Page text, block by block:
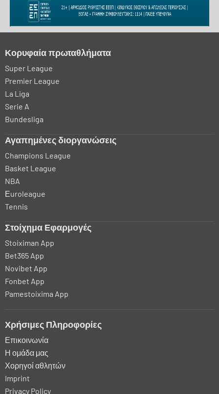
Κορυφαία πρωταθλήματα
Super League
Premier League
La Liga
Serie A
Bundesliga
Αγαπημένες διοργανώσεις
Champions League
Basket League
NBA
Εuroleague
Tennis
Στοίχημα Εφαρμογές
Stoiximan App
Bet365 App
Novibet App
Fonbet App
Pamestoixima App
Χρήσιμες Πληροφορίες
Επικοινωνία
Η ομάδα μας
Χορηγοί αθλητών
Imprint
Privacy Policy